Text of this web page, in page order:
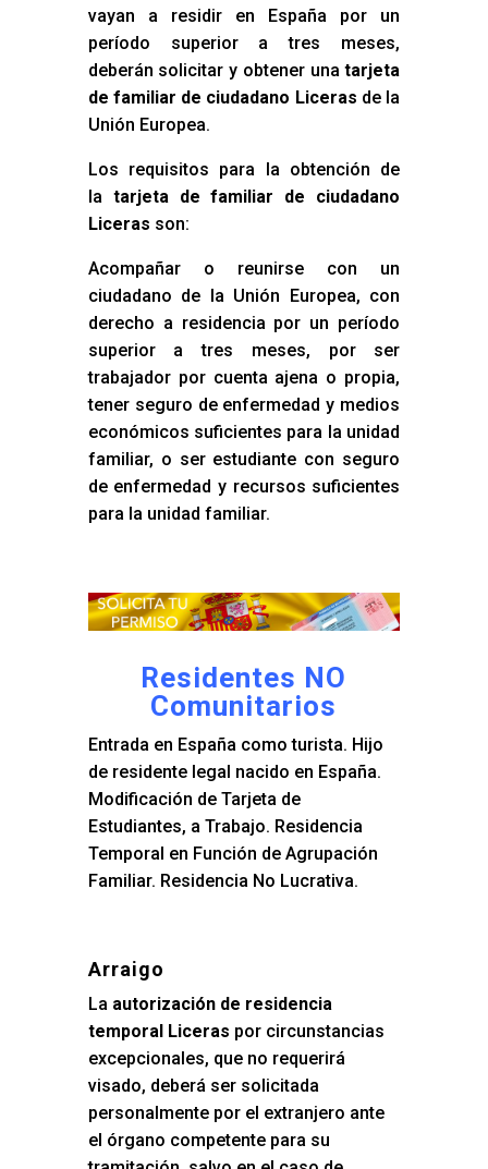
vayan a residir en España por un
período superior a tres meses,
deberán solicitar y obtener unatarjeta
de familiar de ciudadano Liceras de la
Unión Europea.
Los requisitos para la obtención de
la tarjeta de familiar de ciudadano
Liceras son:
Acompañar o reunirse con un
ciudadano de la Unión Europea, con
derecho a residencia por un período
superior a tres meses, por ser
trabajador por cuenta ajena o propia,
tener seguro de enfermedad y medios
económicos suficientes para la unidad
familiar, o ser estudiante con seguro
de enfermedad y recursos suficientes
para la unidad familiar.
Residentes NO
Comunitarios
Entrada en España como turista. Hijo
de residente legal nacido en España.
Modificación de Tarjeta de
Estudiantes, a Trabajo. Residencia
Temporal en Función de Agrupación
Familiar. Residencia No Lucrativa.
Arraigo
La autorización de residencia
temporal Liceras por circunstancias
excepcionales, que no requerirá
visado, deberá ser solicitada
personalmente por el extranjero ante
el órgano competente para su